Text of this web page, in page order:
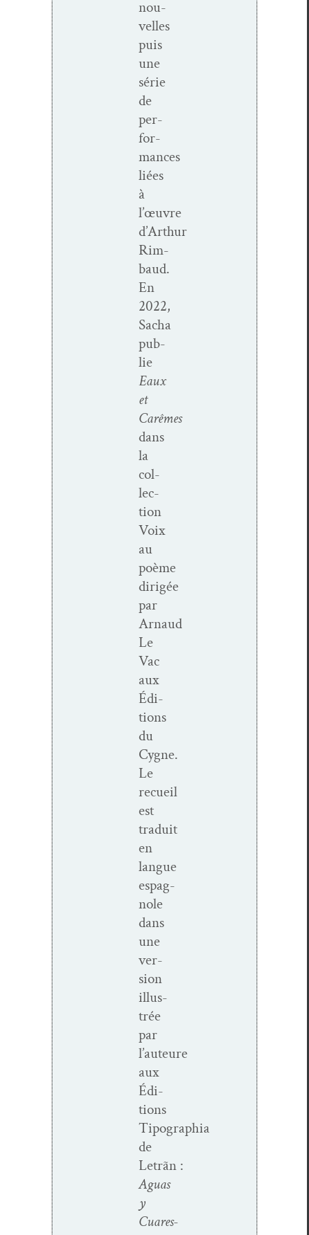
nou­
velles
puis
une
série
de
per­
for­
mances
liées
à
l’œuvre
d’Arthur
Rim­
baud.
En
2022,
Sacha
pub­
lie
Eaux
et
Carêmes
dans
la
col­
lec­
tion
Voix
au
poème
dirigée
par
Arnaud
Le
Vac
aux
Édi­
tions
du
Cygne.
Le
recueil
est
traduit
en
langue
espag­
nole
dans
une
ver­
sion
illus­
trée
par
l’auteure
aux
Édi­
tions
Tipographia
de
Letrãn :
Aguas
y
Cuares­